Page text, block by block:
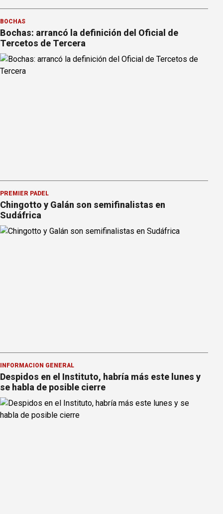
BOCHAS
Bochas: arrancó la definición del Oficial de
Tercetos de Tercera
PREMIER PÁDEL
Chingotto y Galán son semifinalistas en
Sudáfrica
INFORMACION GENERAL
Despidos en el Instituto, habría más este lunes y
se habla de posible cierre